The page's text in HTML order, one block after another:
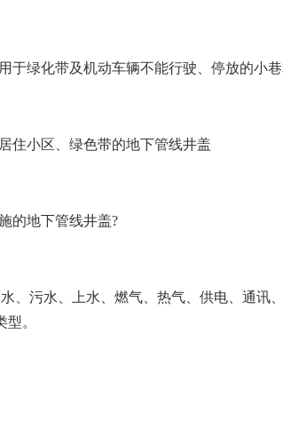
于绿化带及机动车辆不能行驶、停放的小
住小区、绿色带的地下管线井盖
的地下管线井盖?
、污水、上水、燃气、热气、供电、通讯
。